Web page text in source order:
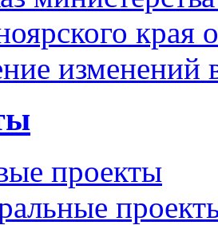
изменений
проекты